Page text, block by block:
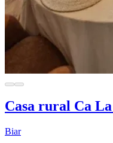
Casa rural Ca
Biar